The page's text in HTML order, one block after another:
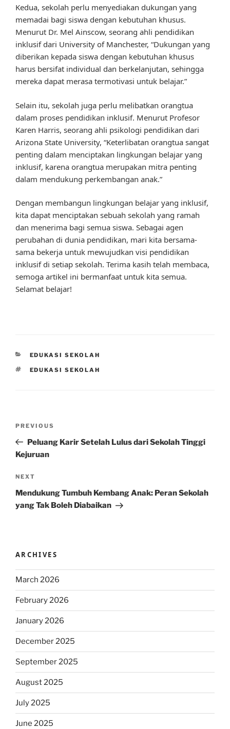
Kedua, sekolah perlu menyediakan dukungan yang
memadai bagi siswa dengan kebutuhan khusus.
Menurut Dr. Mel Ainscow, seorang ahli pendidikan
inklusif dari University of Manchester, “Dukungan yang
diberikan kepada siswa dengan kebutuhan khusus
harus bersifat individual dan berkelanjutan, sehingga
mereka dapat merasa termotivasi untuk belajar.”
Selain itu, sekolah juga perlu melibatkan orangtua
dalam proses pendidikan inklusif. Menurut Profesor
Karen Harris, seorang ahli psikologi pendidikan dari
Arizona State University, “Keterlibatan orangtua sangat
penting dalam menciptakan lingkungan belajar yang
inklusif, karena orangtua merupakan mitra penting
dalam mendukung perkembangan anak.”
Dengan membangun lingkungan belajar yang inklusif,
kita dapat menciptakan sebuah sekolah yang ramah
dan menerima bagi semua siswa. Sebagai agen
perubahan di dunia pendidikan, mari kita bersama-
sama bekerja untuk mewujudkan visi pendidikan
inklusif di setiap sekolah. Terima kasih telah membaca,
semoga artikel ini bermanfaat untuk kita semua.
Selamat belajar!
CATEGORIES
EDUKASI SEKOLAH
TAGS
EDUKASI SEKOLAH
Previous
Post
PREVIOUS
Peluang Karir Setelah Lulus dari Sekolah Tinggi
Kejuruan
Next
Post
NEXT
Mendukung Tumbuh Kembang Anak: Peran Sekolah
yang Tak Boleh Diabaikan
ARCHIVES
March 2026
February 2026
January 2026
December 2025
September 2025
August 2025
July 2025
June 2025